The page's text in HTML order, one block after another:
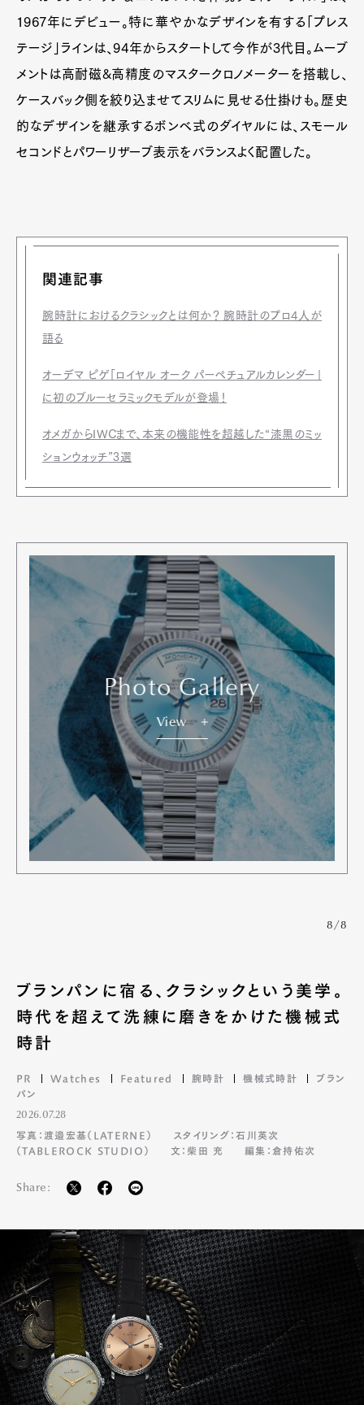
1967年にデビュー。特に華やかなデザインを有する「プレス
テージ」ラインは、94年からスタートして今作が3代目。ムーブ
メントは高耐磁&高精度のマスタークロノメーターを搭載し、
ケースバック側を絞り込ませてスリムに見せる仕掛けも。歴史
的なデザインを継承するボンベ式のダイヤルには、スモール
セコンドとパワーリザーブ表示をバランスよく配置した。
関連記事
腕時計におけるクラシックとは何か？ 腕時計のプロ4人が
語る
オーデマ ピゲ「ロイヤル オーク パーペチュアルカレンダー」
に初のブルーセラミックモデルが登場！
オメガからIWCまで、本来の機能性を超越した“漆黒のミッ
ションウォッチ”3選
Photo Gallery
View
8/8
ブランパンに宿る、クラシックという美学。
時代を超えて洗練に磨きをかけた機械式
時計
PR Watches Featured 腕時計 機械式時計
ブラン
パン
2026.07.28
写真：渡邉宏基（LATERNE）
スタイリング：石川英次
（TABLEROCK STUDIO）
文：柴田 充 編集：倉持佑次
Share: